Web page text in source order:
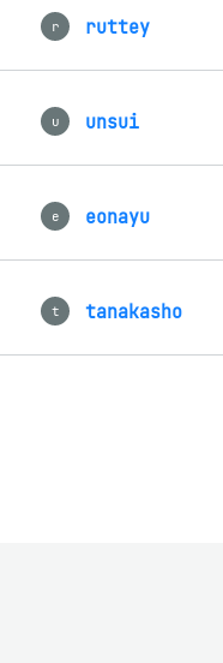
r ruttey
u unsui
e eonayu
t tanakasho